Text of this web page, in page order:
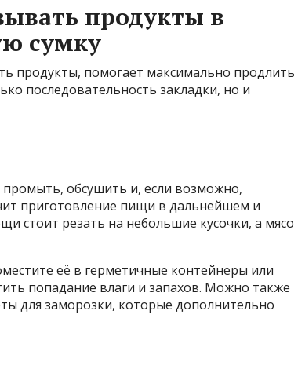
продукты в
сумку
продукты, помогает максимально продлить
последовательность закладки, но и
обсушить и, если возможно,
приготовление пищи в дальнейшем и
стоит резать на небольшие кусочки, а мясо
её в герметичные контейнеры или
попадание влаги и запахов. Можно также
для заморозки, которые дополнительно